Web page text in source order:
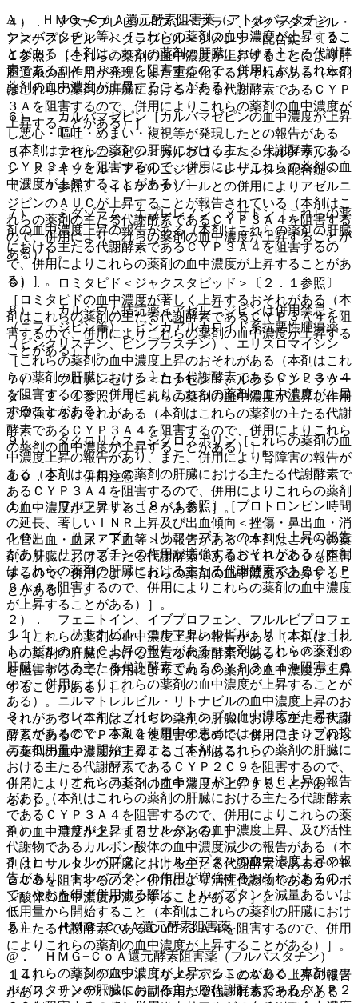
A． ＨＭＧ−ＣｏＡ還元酵素阻害薬（アトルバスタチン、
シンバスタチン等）［これらの薬剤の血中濃度が上昇するこ
とがある（本剤はこれらの薬剤の肝臓における主たる代謝酵
素であるＣＹＰ３Ａ４を阻害するので、併用によりこれらの
薬剤の血中濃度が上昇することがある）］。
６）． カルバマゼピン［カルバマゼピンの血中濃度が上昇
し悪心・嘔吐・めまい・複視等が発現したとの報告がある
（本剤はこれらの薬剤の肝臓における主たる代謝酵素である
ＣＹＰ３Ａ４を阻害するので、併用によりこれらの薬剤の血
中濃度が上昇することがある）］。
７）． ミダゾラム、エプレレノン、メサドン［これらの薬
剤の血中濃度上昇の報告がある（本剤はこれらの薬剤の肝臓
における主たる代謝酵素であるＣＹＰ３Ａ４を阻害するの
で、併用によりこれらの薬剤の血中濃度が上昇することがあ
る）］。
８）． カルシウム拮抗薬＜アゼルニジピンは併用禁忌＞
（ニフェジピン等）、ビンカアルカロイド系抗悪性腫瘍薬
（ビンクリスチン、ビンブラスチン）、エリスロマイシン
［これらの薬剤の血中濃度上昇のおそれがある（本剤はこれ
らの薬剤の肝臓における主たる代謝酵素であるＣＹＰ３Ａ４
を阻害するので、併用によりこれらの薬剤の血中濃度が上昇
することがある）］。
９）． タクロリムス、シクロスポリン［これらの薬剤の血
中濃度上昇の報告があり、また、併用により腎障害の報告が
ある（本剤はこれらの薬剤の肝臓における主たる代謝酵素で
あるＣＹＰ３Ａ４を阻害するので、併用によりこれらの薬剤
の血中濃度が上昇することがある）］。
１０）． リファブチン［リファブチンのＡＵＣ上昇の報告
があり、リファブチンの作用が増強するおそれがある（本剤
はこれらの薬剤の肝臓における主たる代謝酵素であるＣＹＰ
３Ａ４を阻害するので、併用によりこれらの薬剤の血中濃度
が上昇することがある）］。
１１）． リトナビル、ニルマトレルビル・リトナビル［リ
トナビルのＡＵＣ上昇の報告がある（本剤はこれらの薬剤の
肝臓における主たる代謝酵素であるＣＹＰ３Ａ４を阻害する
ので、併用によりこれらの薬剤の血中濃度が上昇することが
ある）。ニルマトレルビル・リトナビルの血中濃度上昇のお
それがある（本剤はこれらの薬剤の肝臓における主たる代謝
酵素であるＣＹＰ３Ａ４を阻害するので、併用によりこれら
の薬剤の血中濃度が上昇することがある）］。
１２）． オキシコドン［オキシコドンのＡＵＣ上昇の報告
がある（本剤はこれらの薬剤の肝臓における主たる代謝酵素
であるＣＹＰ３Ａ４を阻害するので、併用によりこれらの薬
剤の血中濃度が上昇することがある）］。
１３）． トルバプタン［トルバプタンの血中濃度上昇の報
告があり、トルバプタンの作用が増強するおそれがあるの
で、やむを得ず併用する際は、トルバプタンを減量あるいは
低用量から開始すること（本剤はこれらの薬剤の肝臓におけ
る主たる代謝酵素であるＣＹＰ３Ａ４を阻害するので、併用
によりこれらの薬剤の血中濃度が上昇することがある）］。
１４）． リメゲパント［リメゲパントのＡＵＣ上昇の報告
があり、リメゲパントの副作用が増強されるおそれがある
４）． アスナプレビル＜スンベプラ＞、ダクラタスビル・
アスナプレビル・ベクラブビル＜ジメンシー配合錠＞〔２．
１参照〕［これらの薬剤の血中濃度が上昇することにより肝
胆道系の副作用が発現しまた重症化するおそれがある（本剤
はこれらの薬剤の肝臓における主たる代謝酵素であるＣＹＰ
３Ａを阻害するので、併用によりこれらの薬剤の血中濃度が
上昇することがある）］。
５）． アゼルニジピン＜カルブロック＞、オルメサルタ
ン メドキソミル・アゼルニジピン＜レザルタス配合錠＞
〔２．１参照〕［イトラコナゾールとの併用によりアゼルニ
ジピンのＡＵＣが上昇することが報告されている（本剤はこ
れらの薬剤の主たる代謝酵素であるＣＹＰ３Ａ４を阻害する
ので、併用によりこれらの薬剤の血中濃度が上昇することが
ある）］。
６）． ロミタピド＜ジャクスタピッド＞〔２．１参照〕
［ロミタピドの血中濃度が著しく上昇するおそれがある（本
剤はこれらの薬剤の主たる代謝酵素であるＣＹＰ３Ａ４を阻
害するので、併用によりこれらの薬剤の血中濃度が上昇する
ことがある）］。
７）． ブロナンセリン＜ロナセン＞、ルラシドン＜ラツー
ダ＞〔２．１参照〕［これらの薬剤の血中濃度が上昇し作用
が増強するおそれがある（本剤はこれらの薬剤の主たる代謝
酵素であるＣＹＰ３Ａ４を阻害するので、併用によりこれら
の薬剤の血中濃度が上昇することがある）］。
１０．２． 併用注意：
１）． ワルファリン〔８．１参照〕［プロトロンビン時間
の延長、著しいＩＮＲ上昇及び出血傾向＜挫傷・鼻出血・消
化管出血・血尿・下血等＞の報告がある（本剤はこれらの薬
剤の肝臓における主たる代謝酵素であるＣＹＰ２Ｃ９を阻害
するので、併用によりこれらの薬剤の血中濃度が上昇するこ
とがある）］。
２）． フェニトイン、イブプロフェン、フルルビプロフェ
ン［これらの薬剤の血中濃度上昇の報告がある（本剤はこれ
らの薬剤の肝臓における主たる代謝酵素であるＣＹＰ２Ｃ９
を阻害するので、併用によりこれらの薬剤の血中濃度が上昇
することがある）］。
３）． セレコキシブ［セレコキシブの血中濃度が上昇する
ことがあるので、本剤を使用中の患者にはセレコキシブの投
与を低用量から開始すること（本剤はこれらの薬剤の肝臓に
おける主たる代謝酵素であるＣＹＰ２Ｃ９を阻害するので、
併用によりこれらの薬剤の血中濃度が上昇することがあ
る）］。
４）． ロサルタン［ロサルタンの血中濃度上昇、及び活性
代謝物であるカルボン酸体の血中濃度減少の報告がある（本
剤はロサルタンの肝臓における主たる代謝酵素であるＣＹＰ
２Ｃ９を阻害するので、併用により活性代謝物であるカルボ
ン酸体の血中濃度が減少することがある）］。
５）． ＨＭＧ−ＣｏＡ還元酵素阻害薬：
@． ＨＭＧ−ＣｏＡ還元酵素阻害薬（フルバスタチン）
［これらの薬剤の血中濃度が上昇することがある（本剤はフ
ルバスタチンの肝臓における主たる代謝酵素であるＣＹＰ２